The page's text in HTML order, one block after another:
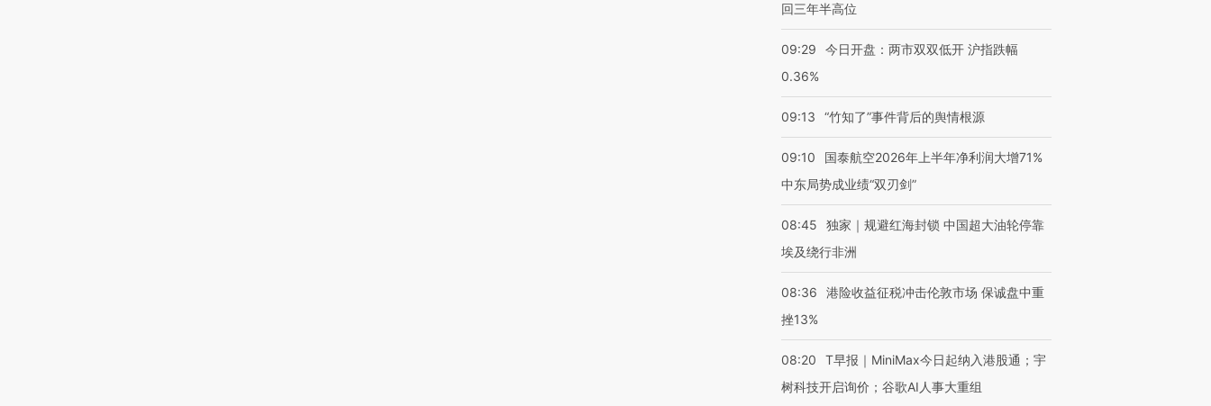
回三年半高位
09:29
今日开盘：两市双双低开 沪指跌幅
0.36%
09:13 “竹知了”事件背后的舆情根源
09:10
国泰航空2026年上半年净利润大增71%
中东局势成业绩“双刃剑”
08:45
独家｜规避红海封锁 中国超大油轮停靠
埃及绕行非洲
08:36
港险收益征税冲击伦敦市场 保诚盘中重
挫13%
08:20
T早报｜MiniMax今日起纳入港股通；宇
树科技开启询价；谷歌AI人事大重组